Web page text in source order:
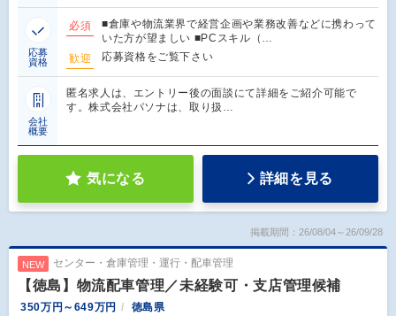
応募
資格
必須
■倉庫や物流業界で経営企画や業務改善などに携わって
いた方が望ましい ■PCスキル（…
歓迎
応募資格をご覧下さい
会社
概要
匿名求人は、エントリー後の面談にて詳細をご紹介可能で
す。株式会社パソナは、取り扱…
気になる 詳細を見る
掲載期間：26/08/04～26/09/28
NEW センター・倉庫管理・運行・配車管理
【徳島】物流配車管理／未経験可・支店管理候補
350万円～649万円 徳島県